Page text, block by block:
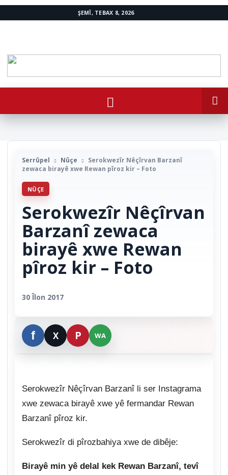
ŞEMÎ, TEBAX 8, 2026
Serrûpel Nûçe
Serokwezîr Nêçîrvan Barzanî
zewaca birayê xwe Rewan pîroz kir – Foto
NÛÇE
Serokwezîr Nêçîrvan
Barzanî zewaca
birayê xwe Rewan
pîroz kir – Foto
30 Îlon 2017
Serokwezîr Nêçîrvan Barzanî li ser Instagrama
xwe zewaca birayê xwe yê fermandar Rewan
Barzanî pîroz kir.
Serokwezîr di pîrozbahiya xwe de dibêje:
Birayê min yê delal kek Rewan Barzanî, tevî